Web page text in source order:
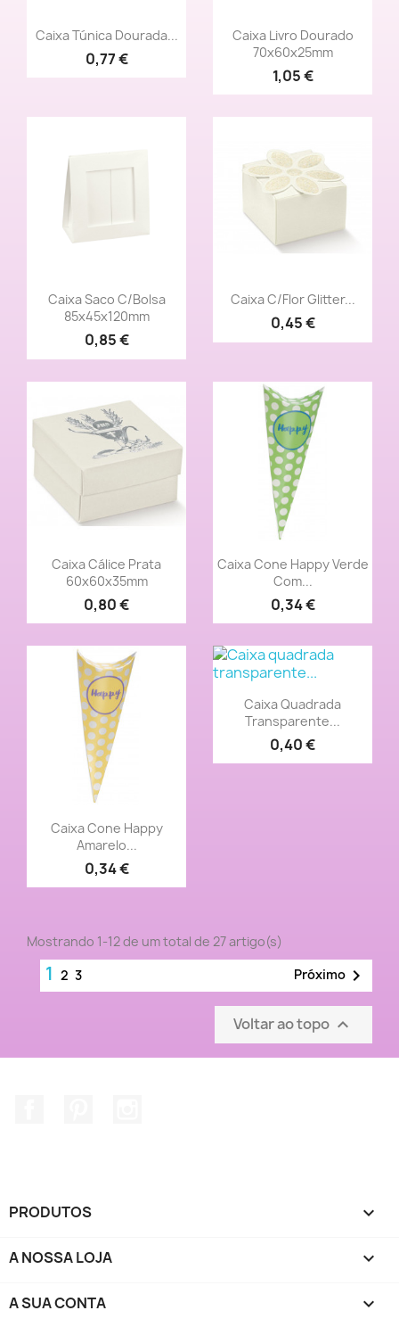
Vista rápida
Caixa Túnica Dourada...
0,77 €
Vista rápida
Caixa Livro Dourado
70x60x25mm
1,05 €
Vista rápida
Caixa Saco C/bolsa
85x45x120mm
0,85 €
Vista rápida
Caixa C/Flor Glitter...
0,45 €
Vista rápida
Caixa Cálice Prata
60x60x35mm
0,80 €
Vista rápida
Caixa Cone Happy Verde
Com...
0,34 €
Vista rápida
Caixa Cone Happy
Amarelo...
0,34 €
Vista rápida
Caixa Quadrada
Transparente...
0,40 €
Mostrando 1-12 de um total de 27 artigo(s)
1 2 3 Próximo 
Voltar ao topo 
PRODUTOS 
A NOSSA LOJA 
A SUA CONTA 